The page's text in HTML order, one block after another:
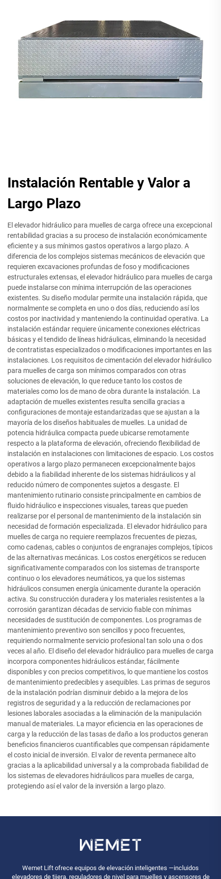
Instalación Rentable y Valor a
Largo Plazo
El elevador hidráulico para muelles de carga ofrece una excepcional
rentabilidad gracias a su proceso de instalación económicamente
eficiente y a sus mínimos gastos operativos a largo plazo. A
diferencia de los complejos sistemas mecánicos de elevación que
requieren excavaciones profundas de foso y modificaciones
estructurales extensas, el elevador hidráulico para muelles de carga
puede instalarse con mínima interrupción de las operaciones
existentes. Su diseño modular permite una instalación rápida, que
normalmente se completa en uno o dos días, reduciendo así los
costos por inactividad y manteniendo la continuidad operativa. La
instalación estándar requiere únicamente conexiones eléctricas
básicas y el tendido de líneas hidráulicas, eliminando la necesidad
de contratistas especializados o modificaciones importantes en las
instalaciones. Los requisitos de cimentación del elevador hidráulico
para muelles de carga son mínimos comparados con otras
soluciones de elevación, lo que reduce tanto los costos de
materiales como los de mano de obra durante la instalación. La
adaptación de muelles existentes resulta sencilla gracias a
configuraciones de montaje estandarizadas que se ajustan a la
mayoría de los diseños habituales de muelles. La unidad de
potencia hidráulica compacta puede ubicarse remotamente
respecto a la plataforma de elevación, ofreciendo flexibilidad de
instalación en instalaciones con limitaciones de espacio. Los costos
operativos a largo plazo permanecen excepcionalmente bajos
debido a la fiabilidad inherente de los sistemas hidráulicos y al
reducido número de componentes sujetos a desgaste. El
mantenimiento rutinario consiste principalmente en cambios de
fluido hidráulico e inspecciones visuales, tareas que pueden
realizarse por el personal de mantenimiento de la instalación sin
necesidad de formación especializada. El elevador hidráulico para
muelles de carga no requiere reemplazos frecuentes de piezas,
como cadenas, cables o conjuntos de engranajes complejos, típicos
de las alternativas mecánicas. Los costos energéticos se reducen
significativamente comparados con los sistemas de transporte
continuo o los elevadores neumáticos, ya que los sistemas
hidráulicos consumen energía únicamente durante la operación
activa. Su construcción duradera y los materiales resistentes a la
corrosión garantizan décadas de servicio fiable con mínimas
necesidades de sustitución de componentes. Los programas de
mantenimiento preventivo son sencillos y poco frecuentes,
requiriendo normalmente servicio profesional tan solo una o dos
veces al año. El diseño del elevador hidráulico para muelles de carga
incorpora componentes hidráulicos estándar, fácilmente
disponibles y con precios competitivos, lo que mantiene los costos
de mantenimiento predecibles y asequibles. Las primas de seguros
de la instalación podrían disminuir debido a la mejora de los
registros de seguridad y a la reducción de reclamaciones por
lesiones laborales asociadas a la eliminación de la manipulación
manual de materiales. La mayor eficiencia en las operaciones de
carga y la reducción de las tasas de daño a los productos generan
beneficios financieros cuantificables que compensan rápidamente
el costo inicial de inversión. El valor de reventa permanece alto
gracias a la aplicabilidad universal y a la comprobada fiabilidad de
los sistemas de elevadores hidráulicos para muelles de carga,
protegiendo así el valor de la inversión a largo plazo.
Wemet Lift ofrece equipos de elevación inteligentes —incluidos
elevadores de tijera, reguladores de nivel para muelles y ascensores de